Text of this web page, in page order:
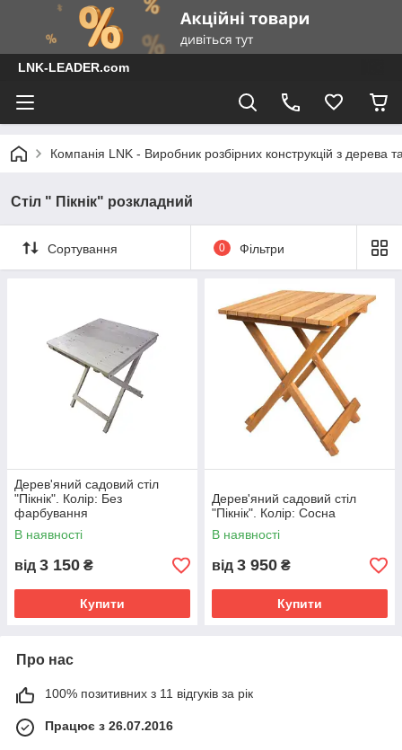
LNK-LEADER.com
Компанія LNK - Виробник розбірних конструкцій з дерева
Стіл " Пікнік" розкладний
Сортування 0 Фільтри
Дерев'яний садовий стіл
"Пікнік". Колір: Без
фарбування
В наявності
від 3 150 ₴
Купити
Дерев'яний садовий стіл
"Пікнік". Колір: Сосна
В наявності
від 3 950 ₴
Купити
Про нас
100% позитивних з 11 відгуків за рік
Працює з 26.07.2016